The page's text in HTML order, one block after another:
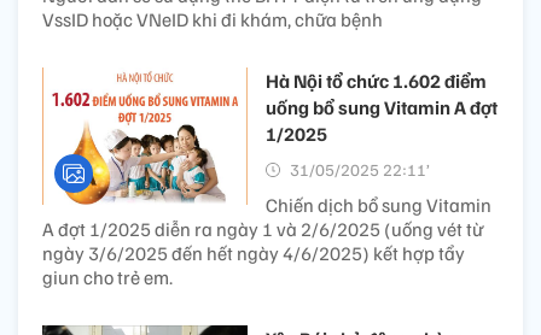
VssID hoặc VNeID khi đi khám, chữa bệnh
Hà Nội tổ chức 1.602 điểm
uống bổ sung Vitamin A đợt
1/2025
31/05/2025 22:11’
Chiến dịch bổ sung Vitamin
A đợt 1/2025 diễn ra ngày 1 và 2/6/2025 (uống vét từ
ngày 3/6/2025 đến hết ngày 4/6/2025) kết hợp tẩy
giun cho trẻ em.